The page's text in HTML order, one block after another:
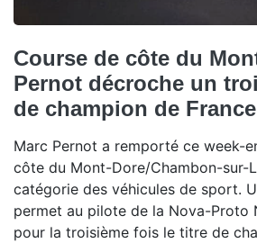
Course de côte du
Pernot décroche un
de champion de France
Marc Pernot a remporté ce week-
côte du Mont-Dore/Chambon-sur-
catégorie des véhicules de sport.
permet au pilote de la Nova-Proto
pour la troisième fois le titre de